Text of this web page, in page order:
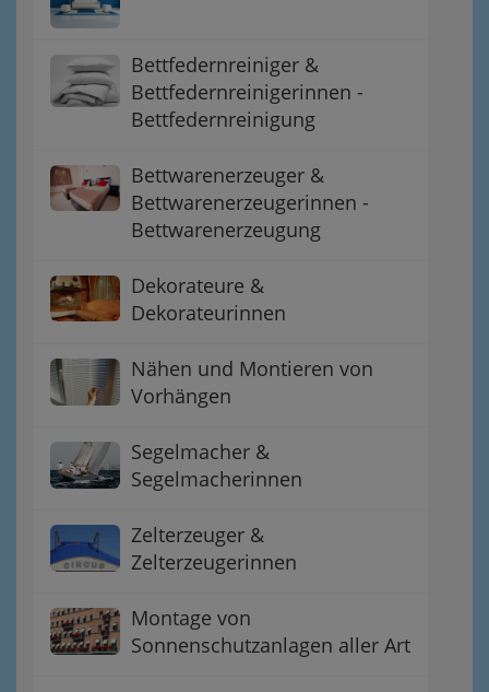
Bettfedernreiniger &
Bettfedernreinigerinnen -
Bettfedernreinigung
Bettwarenerzeuger &
Bettwarenerzeugerinnen -
Bettwarenerzeugung
Dekorateure &
Dekorateurinnen
Nähen und Montieren von
Vorhängen
Segelmacher &
Segelmacherinnen
Zelterzeuger &
Zelterzeugerinnen
Montage von
Sonnenschutzanlagen aller Art